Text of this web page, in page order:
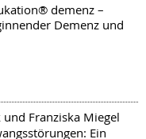
demenz –
Demenz und
und Franziska Miegel
Ein